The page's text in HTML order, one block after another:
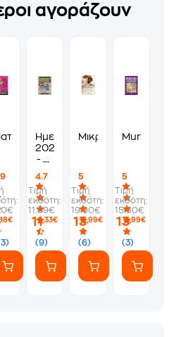
αγοράζουν
Ημερολόγιο
2026
- Οι
της
Αθήνας
4.7
(9)
Τιμή
εκδότη:
11.99€
11,33€
Μικρασία
5
(6)
Τιμή
εκδότη:
19.90€
13,99€
Murdoku
5
(3)
Τιμή
εκδότη:
15.50€
13,99€